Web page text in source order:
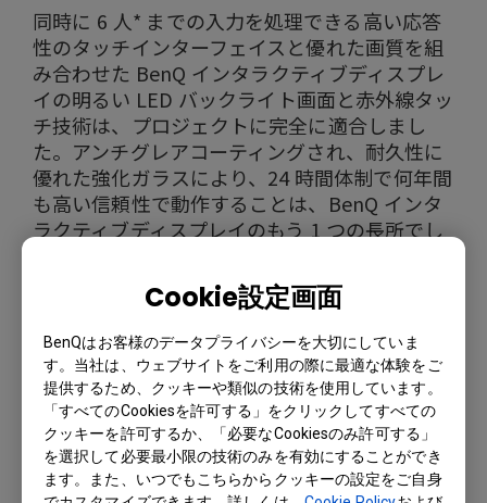
Cookie設定画面
BenQはお客様のデータプライバシーを大切にしていま
す。当社は、ウェブサイトをご利用の際に最適な体験をご
提供するため、クッキーや類似の技術を使用しています。
「すべてのCookiesを許可する」をクリックしてすべての
クッキーを許可するか、「必要なCookiesのみ許可する」
を選択して必要最小限の技術のみを有効にすることができ
ます。また、いつでもこちらからクッキーの設定をご自身
同時に 6 人* までの入力を処理できる高い応答
性のタッチインターフェイスと優れた画質を組
み合わせた BenQ インタラクティブディスプレ
イの明るい LED バックライト画面と赤外線タッ
チ技術は、プロジェクトに完全に適合しまし
た。アンチグレアコーティングされ、耐久性に
優れた強化ガラスにより、24 時間体制で何年間
も高い信頼性で動作することは、BenQ インタ
ラクティブディスプレイのもう 1 つの長所でし
* 6 ポイントのタッチサポートによって実現